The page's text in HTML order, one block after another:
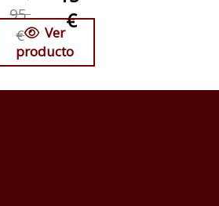
95
€
€
Ver
producto